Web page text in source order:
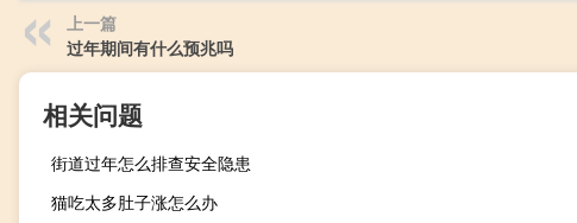
上一篇
过年期间有什么预兆吗
相关问题
街道过年怎么排查安全隐患
猫吃太多肚子涨怎么办